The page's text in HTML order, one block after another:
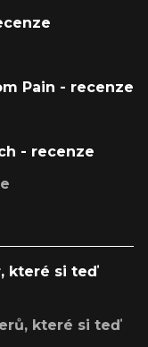
Pain - recenze
- recenze
které si teď
které si teď